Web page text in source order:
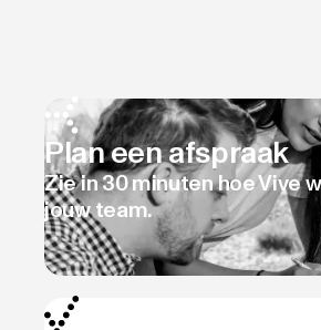
Plan een afspraak
Zie in 30 minuten hoe Vive
jouw team.